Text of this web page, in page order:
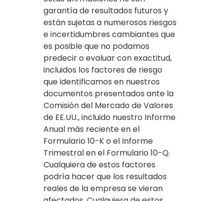
garantía de resultados futuros y
están sujetas a numerosos riesgos
e incertidumbres cambiantes que
es posible que no podamos
predecir o evaluar con exactitud,
incluidos los factores de riesgo
que identificamos en nuestros
documentos presentados ante la
Comisión del Mercado de Valores
de EE.UU., incluido nuestro Informe
Anual más reciente en el
Formulario 10-K o el Informe
Trimestral en el Formulario 10-Q.
Cualquiera de estos factores
podría hacer que los resultados
reales de la empresa se vieran